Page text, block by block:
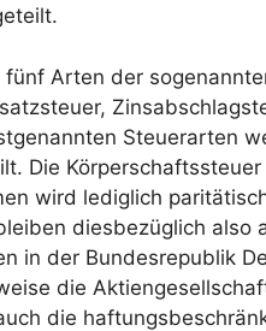
Arten der
Steuerarten
Die
wird lediglich
diesbezüglich also
in der Bundesrepublik
die
die